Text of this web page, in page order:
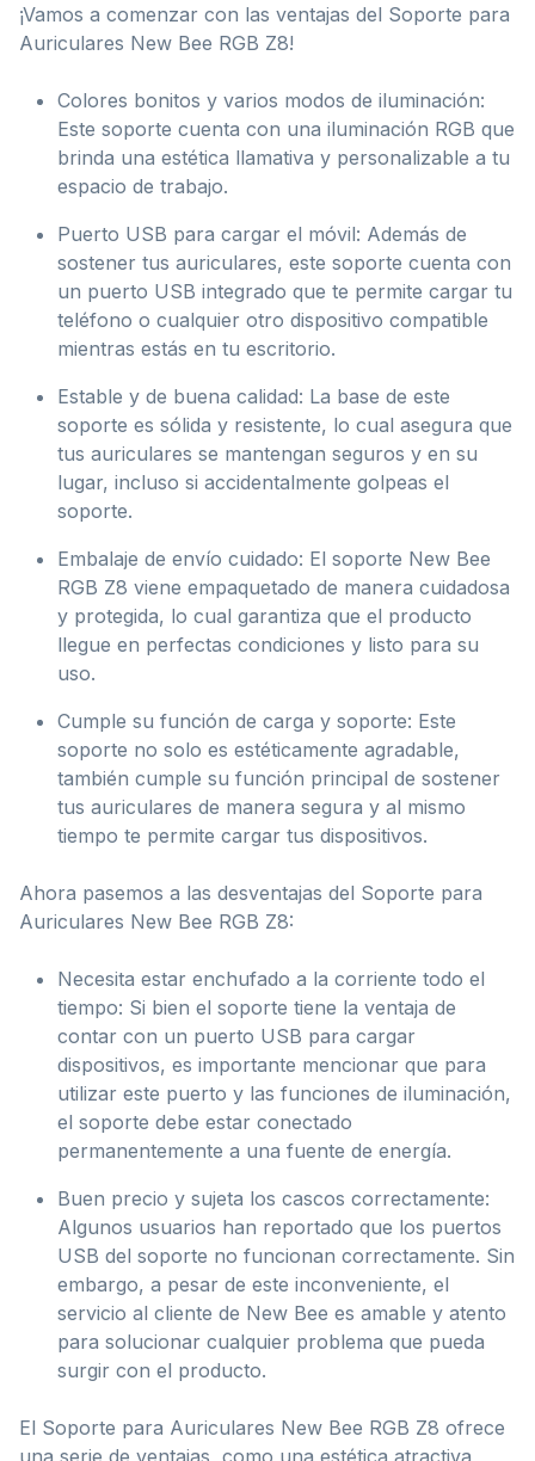
¡Vamos a comenzar con las ventajas del Soporte para
Auriculares New Bee RGB Z8!
Colores bonitos y varios modos de iluminación:
Este soporte cuenta con una iluminación RGB que
brinda una estética llamativa y personalizable a tu
espacio de trabajo.
Puerto USB para cargar el móvil: Además de
sostener tus auriculares, este soporte cuenta con
un puerto USB integrado que te permite cargar tu
teléfono o cualquier otro dispositivo compatible
mientras estás en tu escritorio.
Estable y de buena calidad: La base de este
soporte es sólida y resistente, lo cual asegura que
tus auriculares se mantengan seguros y en su
lugar, incluso si accidentalmente golpeas el
soporte.
Embalaje de envío cuidado: El soporte New Bee
RGB Z8 viene empaquetado de manera cuidadosa
y protegida, lo cual garantiza que el producto
llegue en perfectas condiciones y listo para su
uso.
Cumple su función de carga y soporte: Este
soporte no solo es estéticamente agradable,
también cumple su función principal de sostener
tus auriculares de manera segura y al mismo
tiempo te permite cargar tus dispositivos.
Ahora pasemos a las desventajas del Soporte para
Auriculares New Bee RGB Z8:
Necesita estar enchufado a la corriente todo el
tiempo: Si bien el soporte tiene la ventaja de
contar con un puerto USB para cargar
dispositivos, es importante mencionar que para
utilizar este puerto y las funciones de iluminación,
el soporte debe estar conectado
permanentemente a una fuente de energía.
Buen precio y sujeta los cascos correctamente:
Algunos usuarios han reportado que los puertos
USB del soporte no funcionan correctamente. Sin
embargo, a pesar de este inconveniente, el
servicio al cliente de New Bee es amable y atento
para solucionar cualquier problema que pueda
surgir con el producto.
El Soporte para Auriculares New Bee RGB Z8 ofrece
una serie de ventajas, como una estética atractiva,